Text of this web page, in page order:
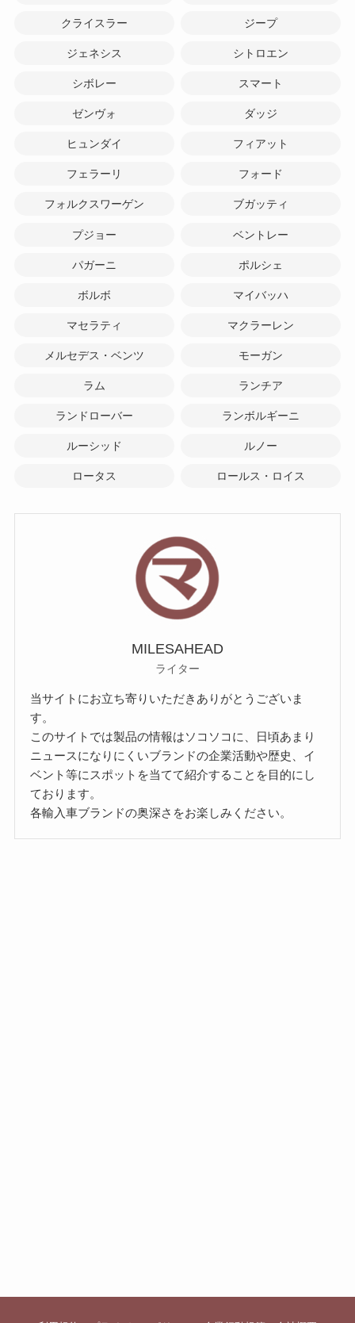
クライスラー ジープ
ジェネシス シトロエン
シボレー スマート
ゼンヴォ ダッジ
ヒュンダイ フィアット
フェラーリ フォード
フォルクスワーゲン ブガッティ
プジョー ベントレー
パガーニ ポルシェ
ボルボ マイバッハ
マセラティ マクラーレン
メルセデス・ベンツ モーガン
ラム ランチア
ランドローバー ランボルギーニ
ルーシッド ルノー
ロータス ロールス・ロイス
MILESAHEAD
ライター
当サイトにお立ち寄りいただきありがとうございま
す。
このサイトでは製品の情報はソコソコに、日頃あまり
ニュースになりにくいブランドの企業活動や歴史、イ
ベント等にスポットを当てて紹介することを目的にし
ております。
各輸入車ブランドの奥深さをお楽しみください。